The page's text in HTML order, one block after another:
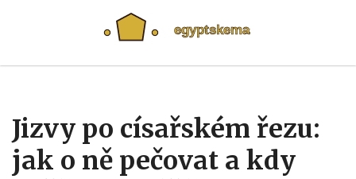
Jizvy po císařském řezu:
jak o ně pečovat a kdy